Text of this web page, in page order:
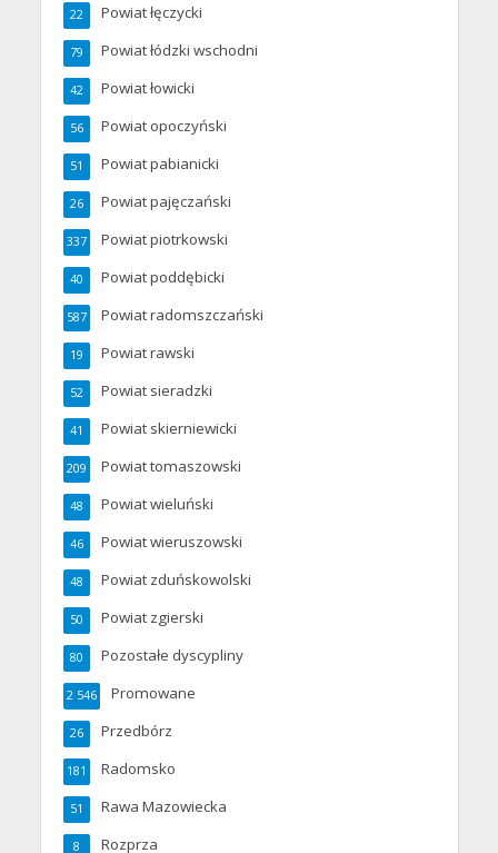
Powiat łęczycki
22
Powiat łódzki wschodni
79
Powiat łowicki
42
Powiat opoczyński
56
Powiat pabianicki
51
Powiat pajęczański
26
Powiat piotrkowski
337
Powiat poddębicki
40
Powiat radomszczański
587
Powiat rawski
19
Powiat sieradzki
52
Powiat skierniewicki
41
Powiat tomaszowski
209
Powiat wieluński
48
Powiat wieruszowski
46
Powiat zduńskowolski
48
Powiat zgierski
50
Pozostałe dyscypliny
80
Promowane
2 546
Przedbórz
26
Radomsko
181
Rawa Mazowiecka
51
Rozprza
8